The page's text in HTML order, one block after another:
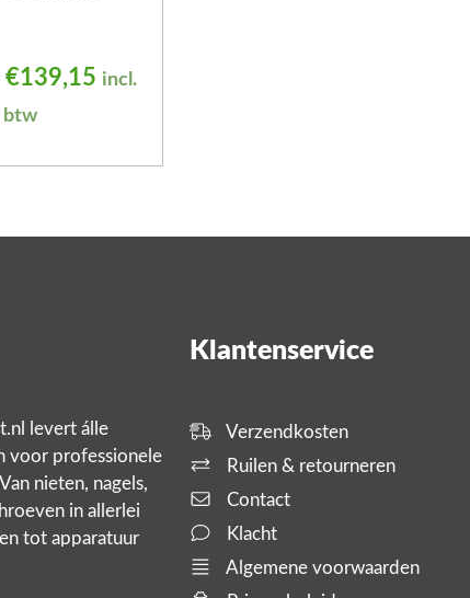
Oorspronkelijke prijs was: €191,64.
€139,15 Huidige prijs is: €139,15.
incl.
btw
levert álle
voor professionele
nieten, nagels,
in allerlei
tot apparatuur
Klantenservice
Verzendkosten
Ruilen & retourneren
Contact
Klacht
Algemene voorwaarden